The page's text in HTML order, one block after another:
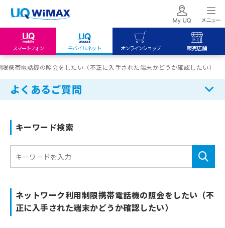
スマートフォン モバイルネット オンラインショップ 販売店舗
my UQ WiMAX
UQ WiMAX ご契約の方
My UQ mobile
UQ mobile
UQ mobile
オンラインショップ
UQ WiMAX
UQ mobile
販売店舗
UQ WiMAX
携帯電話機の照会をしたい（不正に入手された端末かどうか確認したい）
よくあるご質問
キーワード検索
ネットワーク利用制限携帯電話機の照会をしたい（不
正に入手された端末かどうか確認したい）